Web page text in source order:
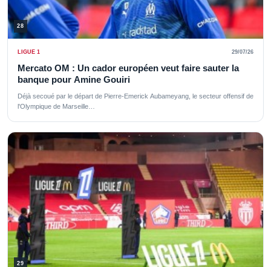
28
LIGUE 1 29/07/26
Mercato OM : Un cador européen veut faire sauter la
banque pour Amine Gouiri
Déjà secoué par le départ de Pierre-Emerick Aubameyang, le secteur offensif de
l'Olympique de Marseille…
29